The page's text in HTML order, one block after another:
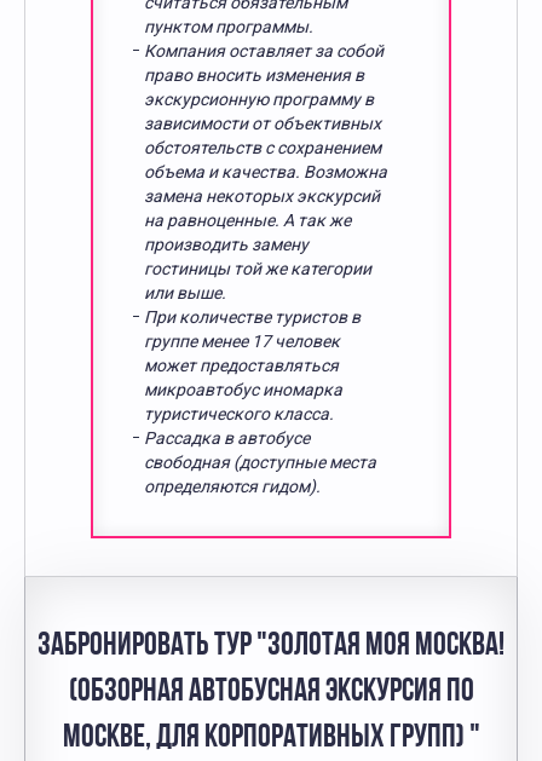
пунктом программы.
Компания оставляет за собой
право вносить изменения в
экскурсионную программу в
зависимости от объективных
обстоятельств с сохранением
объема и качества. Возможна
замена некоторых экскурсий
на равноценные. А так же
производить замену
гостиницы той же категории
или выше.
При количестве туристов в
группе менее 17 человек
может предоставляться
микроавтобус иномарка
туристического класса.
Рассадка в автобусе
свободная (доступные места
определяются гидом).
ЗАБРОНИРОВАТЬ ТУР "ЗОЛОТАЯ МОЯ МОСКВА!
(ОБЗОРНАЯ АВТОБУСНАЯ ЭКСКУРСИЯ ПО
МОСКВЕ, ДЛЯ КОРПОРАТИВНЫХ ГРУПП) "